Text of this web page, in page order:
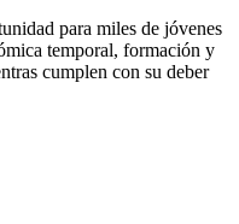
para miles de jóvenes
temporal, formación y
cumplen con su deber